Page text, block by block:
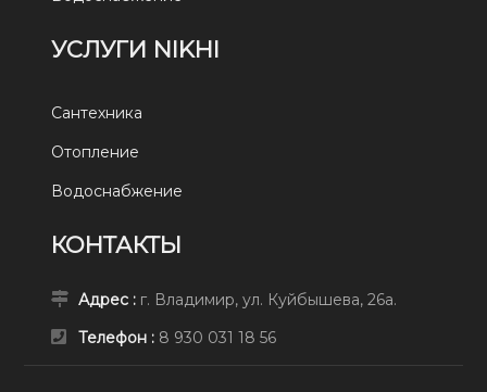
УСЛУГИ NIKHI
Сантехника
Отопление
Водоснабжение
КОНТАКТЫ
Адрес : г. Владимир, ул. Куйбышева, 26а.
Телефон : 8 930 031 18 56